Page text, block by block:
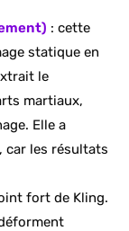
: cette
statique en
le
martiaux,
Elle a
car les résultats
fort de Kling.